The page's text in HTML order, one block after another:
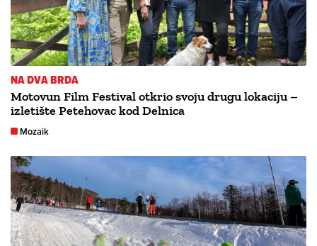
NA DVA BRDA
Motovun Film Festival otkrio svoju drugu lokaciju –
izletište Petehovac kod Delnica
Mozaik